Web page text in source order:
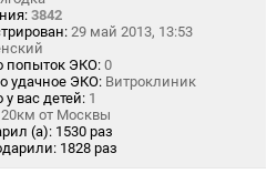
3842
29 май 2013, 13:53
попыток ЭКО: 0
удачное ЭКО: Витроклиник
у вас детей: 1
20км от Москвы
(а): 1530 раз
1828 раз